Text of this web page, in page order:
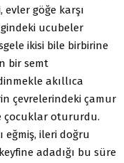
evler göğe karşı
ucubeler
ikisi bile birbirine
bir semt
akıllıca
çevrelerindeki çamur
çocuklar otururdu.
eğmiş, ileri doğru
adadığı bu süre